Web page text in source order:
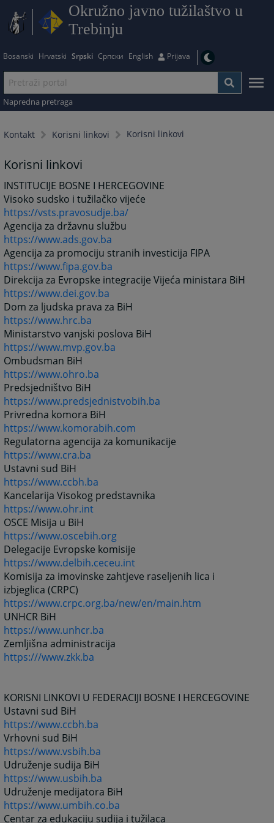
Okružno javno tužilaštvo u
Trebinju
Bosanski Hrvatski Srpski Српски English Prijava
Napredna pretraga
Kontakt Korisni linkovi Korisni linkovi
Korisni linkovi
INSTITUCIJE BOSNE I HERCEGOVINE
Visoko sudsko i tužilačko vijeće
https://vsts.pravosudje.ba/
Agencija za državnu službu
https://www.ads.gov.ba
Agencija za promociju stranih investicija FIPA
https://www.fipa.gov.ba
Direkcija za Evropske integracije Vijeća ministara BiH
https://www.dei.gov.ba
Dom za ljudska prava za BiH
https://www.hrc.ba
Ministarstvo vanjski poslova BiH
https://www.mvp.gov.ba
Ombudsman BiH
https://www.ohro.ba
Predsjedništvo BiH
https://www.predsjednistvobih.ba
Privredna komora BiH
https://www.komorabih.com
Regulatorna agencija za komunikacije
https://www.cra.ba
Ustavni sud BiH
https://www.ccbh.ba
Kancelarija Visokog predstavnika
https://www.ohr.int
OSCE Misija u BiH
https://www.oscebih.org
Delegacije Evropske komisije
https://www.delbih.ceceu.int
Komisija za imovinske zahtjeve raseljenih lica i
izbjeglica (CRPC)
https://www.crpc.org.ba/new/en/main.htm
UNHCR BiH
https://www.unhcr.ba
Zemljišna administracija
https:///www.zkk.ba
KORISNI LINKOVI U FEDERACIJI BOSNE I HERCEGOVINE
Ustavni sud BiH
https://www.ccbh.ba
Vrhovni sud BiH
https://www.vsbih.ba
Udruženje sudija BiH
https://www.usbih.ba
Udruženje medijatora BiH
https://www.umbih.co.ba
Centar za edukaciju sudija i tužilaca